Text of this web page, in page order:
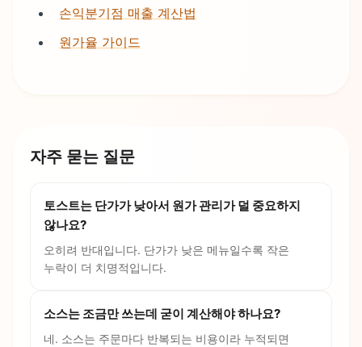
손익분기점 매출 계산법
원가율 가이드
자주 묻는 질문
토스트는 단가가 낮아서 원가 관리가 덜 중요하지
않나요?
오히려 반대입니다. 단가가 낮은 메뉴일수록 작은
누락이 더 치명적입니다.
소스는 조금만 쓰는데 굳이 계산해야 하나요?
네. 소스는 주문마다 반복되는 비용이라 누적되면